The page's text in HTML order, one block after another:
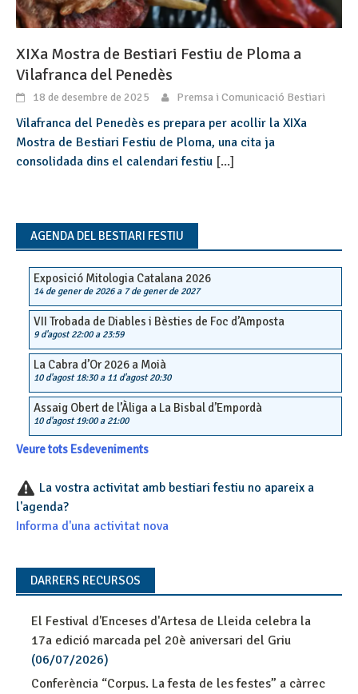
XIXa Mostra de Bestiari Festiu de Ploma a
Vilafranca del Penedès
18 de desembre de 2025 Premsa i Comunicació Bestiari
Vilafranca del Penedès es prepara per acollir la XIXa
Mostra de Bestiari Festiu de Ploma, una cita ja
consolidada dins el calendari festiu [...]
AGENDA DEL BESTIARI FESTIU
Exposició Mitologia Catalana 2026
14 de gener de 2026a 7 de gener de 2027
VII Trobada de Diables i Bèsties de Foc d’Amposta
9 d'agost 22:00a 23:59
La Cabra d’Or 2026 a Moià
10 d'agost 18:30a 11 d'agost 20:30
Assaig Obert de l’Àliga a La Bisbal d’Empordà
10 d'agost 19:00a 21:00
Veure tots Esdeveniments
La vostra activitat amb bestiari festiu no apareix a
l'agenda?
Informa d'una activitat nova
DARRERS RECURSOS
El Festival d'Enceses d'Artesa de Lleida celebra la
17a edició marcada pel 20è aniversari del Griu
(06/07/2026)
Conferència “Corpus. La festa de les festes” a càrrec